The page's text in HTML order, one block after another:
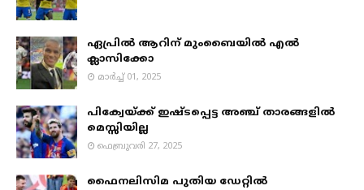
ഏപ്രിൽ ആറിന് മുംബൈയിൽ എൽ
ക്ലാസിക്കോ
മാർച്ച് 01, 2025
പിക്വേയ്ക്ക് ഇഷ്ടപ്പെട്ട അഞ്ച് താരങ്ങളിൽ
മെസ്സിയില്ല
ഫെബ്രുവരി 27, 2025
ഫൈനലിസിമ പുതിയ ഡേറ്റിൽ